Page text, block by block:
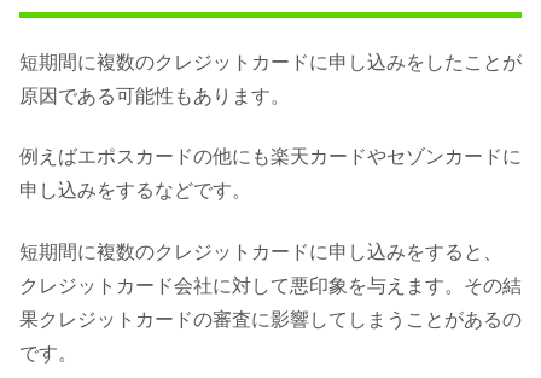
短期間に複数のクレジットカードに申し込みをしたことが
原因である可能性もあります。
例えばエポスカードの他にも楽天カードやセゾンカードに
申し込みをするなどです。
短期間に複数のクレジットカードに申し込みをすると、
クレジットカード会社に対して悪印象を与えます。その結
果クレジットカードの審査に影響してしまうことがあるの
です。